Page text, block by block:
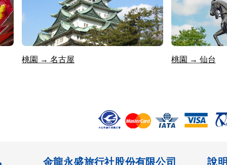
桃園 → 名古屋 桃園 → 仙台
金龍永盛旅行社股份有限公司 說明